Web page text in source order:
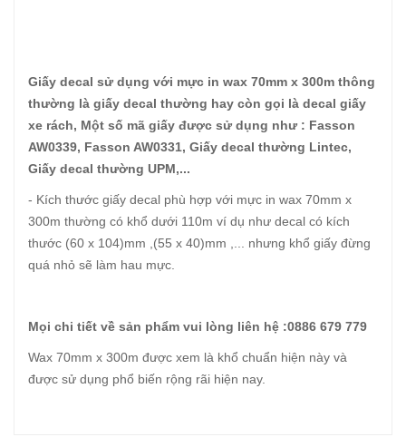
Giấy decal sử dụng với mực in wax 70mm x 300m thông
thường là giấy decal thường hay còn gọi là decal giấy
xe rách, Một số mã giấy được sử dụng như : Fasson
AW0339, Fasson AW0331, Giấy decal thường Lintec,
Giấy decal thường UPM,...
- Kích thước giấy decal phù hợp với mực in wax 70mm x
300m thường có khổ dưới 110m ví dụ như decal có kích
thước (60 x 104)mm ,(55 x 40)mm ,... nhưng khổ giấy đừng
quá nhỏ sẽ làm hau mực.
Mọi chi tiết về sản phẩm vui lòng liên hệ :0886 679 779
Wax 70mm x 300m được xem là khổ chuẩn hiện này và
được sử dụng phổ biến rộng rãi hiện nay.